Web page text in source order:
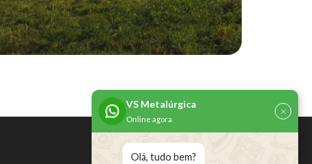
VS Metalúrgica
Online agora
×
Olá, tudo bem?